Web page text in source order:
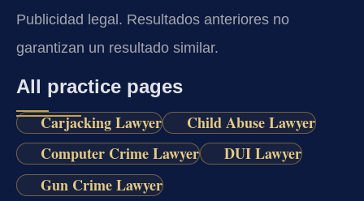
Publicidad legal. Resultados anteriores no
garantizan un resultado similar.
All practice pages
Carjacking Lawyer
Child Abuse Lawyer
Computer Crime Lawyer
DUI Lawyer
Gun Crime Lawyer